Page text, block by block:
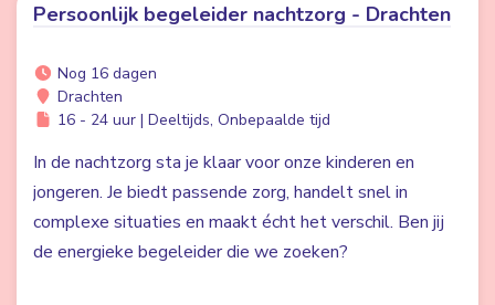
Persoonlijk begeleider nachtzorg - Drachten
Nog 16 dagen
Drachten
16 - 24 uur | Deeltijds, Onbepaalde tijd
In de nachtzorg sta je klaar voor onze kinderen en
jongeren. Je biedt passende zorg, handelt snel in
complexe situaties en maakt écht het verschil. Ben jij
de energieke begeleider die we zoeken?